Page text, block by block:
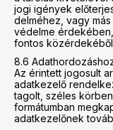
jogi igények
delméhez, vagy
védelme
fontos
8.6
Az érintett jogosult
adatkezelő
tagolt, széles
formátumban
adatkezelőnek